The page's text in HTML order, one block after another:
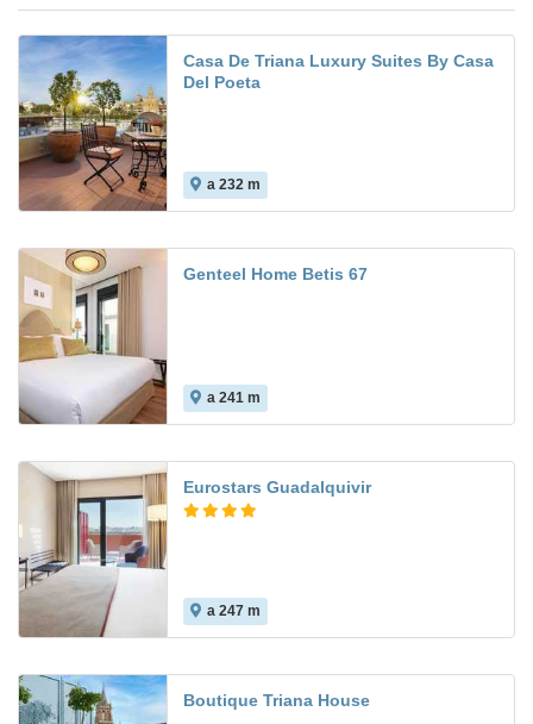
Casa De Triana Luxury Suites By Casa
Del Poeta
a 232 m
Genteel Home Betis 67
a 241 m
Eurostars Guadalquivir
a 247 m
Boutique Triana House